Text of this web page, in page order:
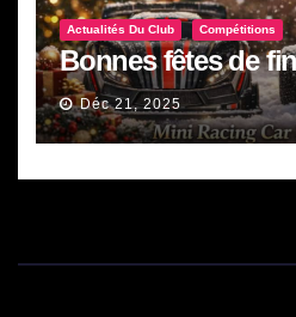
Actualités Du Club Compétitions
Bonnes fêtes de
Déc 21, 2025